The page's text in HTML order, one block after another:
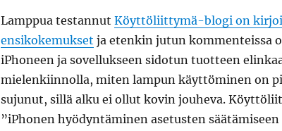
Lamppua testannut Köyttöliittymä-blogi on
ensikokemukset ja etenkin jutun kommenteissa
iPhoneen ja sovellukseen sidotun tuotteen
mielenkiinnolla, miten lampun käyttöminen on
sujunut, sillä alku ei ollut kovin jouheva.
”iPhonen hyödyntäminen asetusten